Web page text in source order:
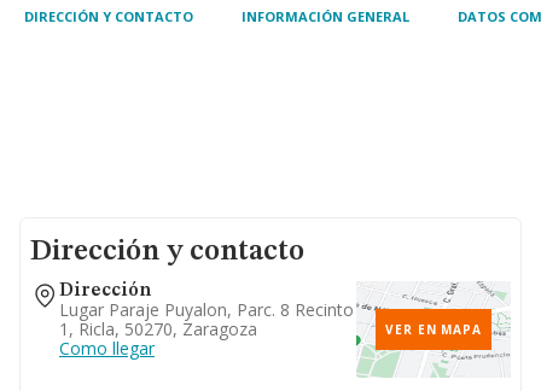
DIRECCIÓN Y CONTACTO INFORMACIÓN GENERAL DATOS
Dirección y contacto
Dirección
Lugar Paraje Puyalon, Parc. 8 Recinto
1, Ricla, 50270, Zaragoza
Como llegar
VER EN MAPA